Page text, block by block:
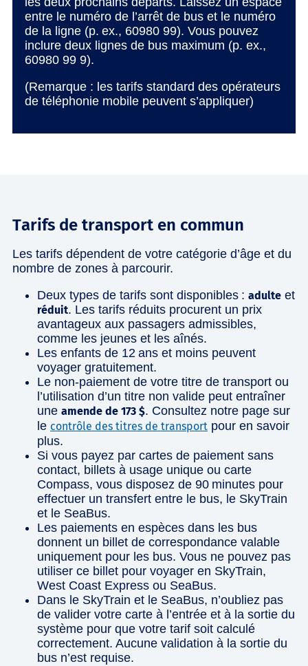
entre le numéro de l’arrêt de bus et le numéro
de la ligne (p. ex., 60980 99). Vous pouvez
inclure deux lignes de bus maximum (p. ex.,
60980 99 9).
(Remarque : les tarifs standard des opérateurs
de téléphonie mobile peuvent s’appliquer)
Tarifs de transport en commun
Les tarifs dépendent de votre catégorie d’âge et du
nombre de zones à parcourir.
Deux types de tarifs sont disponibles : adulte et
réduit. Les tarifs réduits procurent un prix
avantageux aux passagers admissibles,
comme les jeunes et les aînés.
Les enfants de 12 ans et moins peuvent
voyager gratuitement.
Le non-paiement de votre titre de transport ou
l’utilisation d’un titre non valide peut entraîner
une amende de 173 $. Consultez notre page sur
le contrôle des titres de transport pour en savoir
plus.
Si vous payez par cartes de paiement sans
contact, billets à usage unique ou carte
Compass, vous disposez de 90 minutes pour
effectuer un transfert entre le bus, le SkyTrain
et le SeaBus.
Les paiements en espèces dans les bus
donnent un billet de correspondance valable
uniquement pour les bus. Vous ne pouvez pas
utiliser ce billet pour voyager en SkyTrain,
West Coast Express ou SeaBus.
Dans le SkyTrain et le SeaBus, n’oubliez pas
de valider votre carte à l’entrée et à la sortie du
système pour que votre tarif soit calculé
correctement. Aucune validation à la sortie du
bus n’est requise.